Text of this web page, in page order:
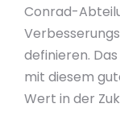
Conrad-
definieren.
mit diesem
Wert in der